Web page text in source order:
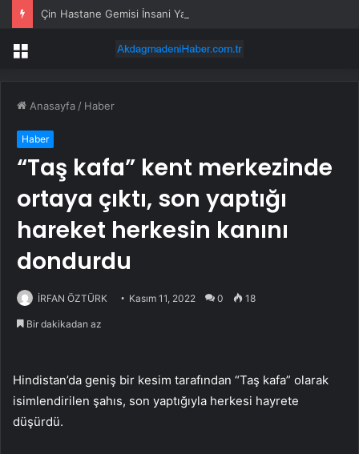
Menü
Anasayfa / Haber
Haber
“Taş kafa” kent merkezinde
ortaya çıktı, son yaptığı
hareket herkesin kanını
dondurdu
İRFAN ÖZTÜRK Kasım 11, 2022 0 18
Bir dakikadan az
Hindistan’da geniş bir kesim tarafından “Taş kafa” olarak
isimlendirilen şahıs, son yaptığıyla herkesi hayrete
düşürdü.